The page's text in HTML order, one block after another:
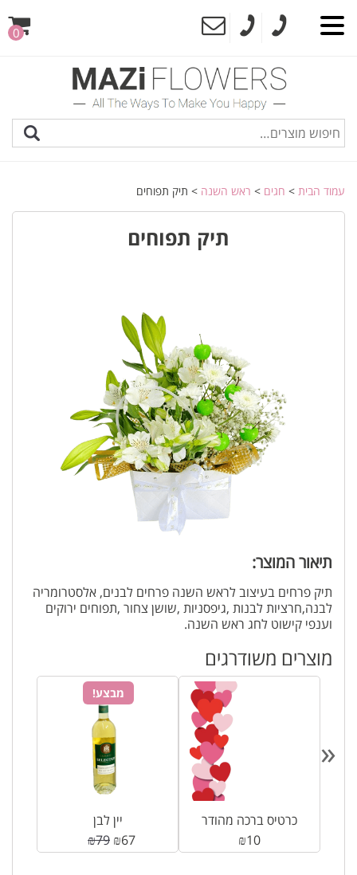
0
עמוד הבית > חגים > ראש השנה > תיק תפוחים
תיק תפוחים
תיאור המוצר:
תיק פרחים בעיצוב לראש השנה פרחים לבנים, אלסטרומריה
לבנה,חרציות לבנות ,גיפסניות ,שושן צחור ,תפוחים ירוקים
וענפי קישוט לחג ראש השנה.
מוצרים משודרגים
מבצע!
יין לבן
₪79 ₪67
כרטיס ברכה מהודר
₪10
«